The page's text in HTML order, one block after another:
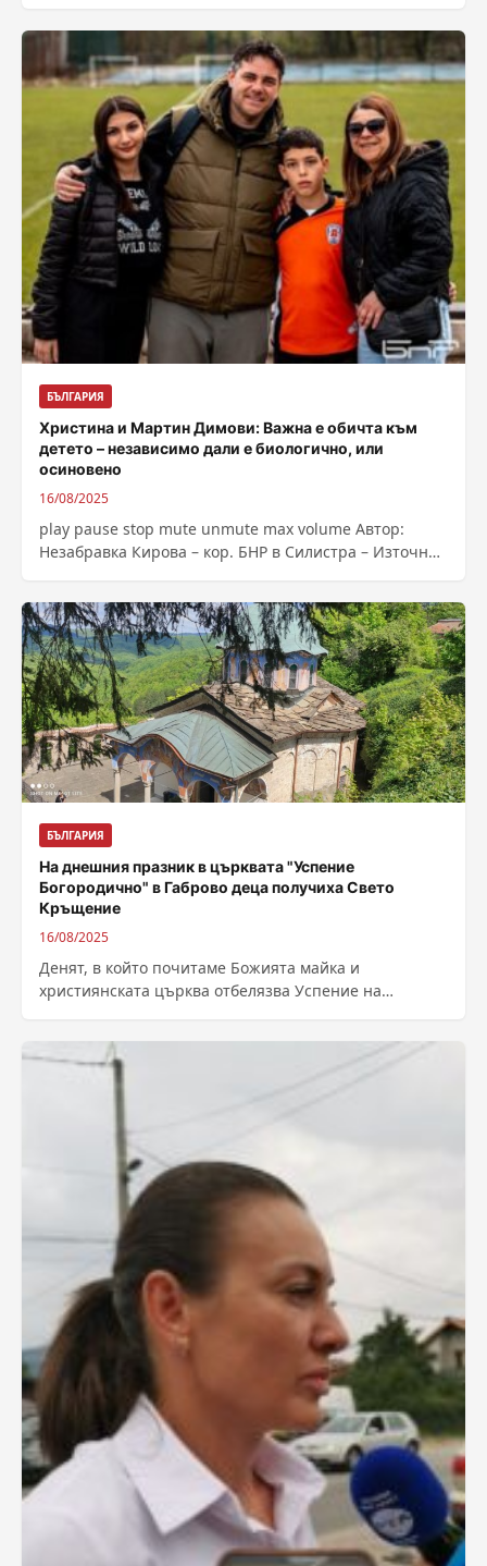
митрополитския храм „Успение Богородично“....
БЪЛГАРИЯ
Христина и Мартин Димови: Важна е обичта към
детето – независимо дали е биологично, или
осиновено
16/08/2025
play pause stop mute unmute max volume Автор:
Незабравка Кирова – кор. БНР в Силистра – Източник
dimovi-vajna-e-obichta-kam-deteto-nezavisimo-dali-e-
biologichno-ili-osinoveno
БЪЛГАРИЯ
На днешния празник в църквата "Успение
Богородично" в Габрово деца получиха Свето
Кръщение
16/08/2025
Денят, в който почитаме Божията майка и
християнската църква отбелязва Успение на